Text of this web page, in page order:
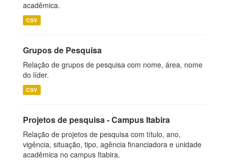
acadêmica.
CSV
Grupos de Pesquisa
Relação de grupos de pesquisa com nome, área, nome
do líder.
CSV
Projetos de pesquisa - Campus Itabira
Relação de projetos de pesquisa com título, ano,
vigência, situação, tipo, agência financiadora e unidade
acadêmica no campus Itabira.